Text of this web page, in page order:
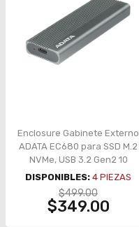
Enclosure Gabinete Externo
ADATA EC680 para SSD M.2
NVMe, USB 3.2 Gen2 10
Gbps, Gris – EC680-CCGY
DISPONIBLES: 4 PIEZAS
$499.00
$349.00